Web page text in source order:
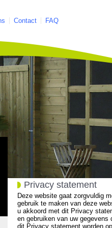
Contact FAQ
Privacy statement
Deze website gaat zorgvuldig
gebruik te maken van deze
u akkoord met dit Privacy
en gebruiken van uw
dit Privacy statement worden